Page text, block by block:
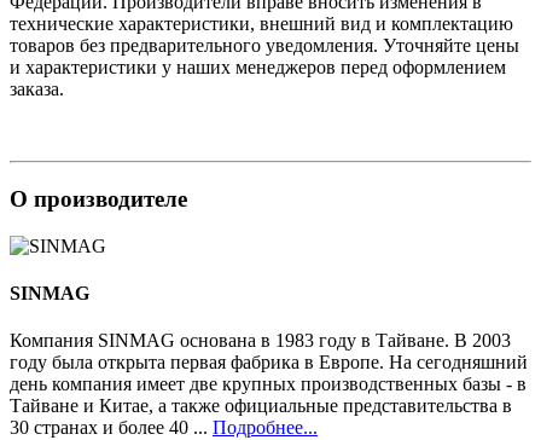
технические характеристики, внешний вид и комплектацию
товаров без предварительного уведомления. Уточняйте цены
и характеристики у наших менеджеров перед оформлением
заказа.
О производителе
SINMAG
Компания SINMAG основана в 1983 году в Тайване. В 2003
году была открыта первая фабрика в Европе. На сегодняшний
день компания имеет две крупных производственных базы - в
Тайване и Китае, а также официальные представительства в
30 странах и более 40 ... Подробнее...